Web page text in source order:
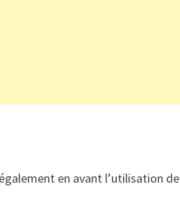
en avant l’utilisation de